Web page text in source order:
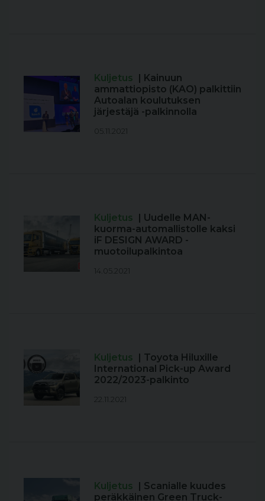
Kuljetus | Kainuun
ammattiopisto (KAO) palkittiin
Autoalan koulutuksen
järjestäjä -palkinnolla
05.11.2021
Kuljetus | Uudelle MAN-
kuorma-automallistolle kaksi
iF DESIGN AWARD -
muotoilupalkintoa
14.05.2021
Kuljetus | Toyota Hiluxille
International Pick-up Award
2022/2023-palkinto
22.11.2021
Kuljetus | Scanialle kuudes
peräkkäinen Green Truck-